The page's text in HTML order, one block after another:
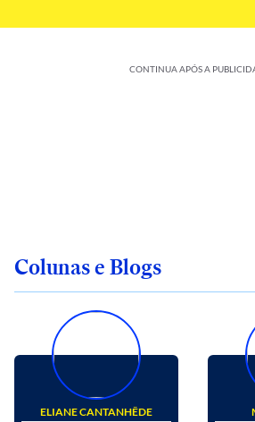
CONTINUA APÓS A
Colunas e Blogs
ELIANE CANTANHÊDE